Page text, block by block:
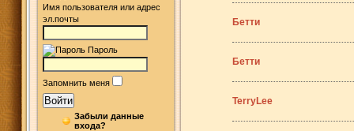
Имя пользователя или адрес
эл.почты
Пароль
Запомнить меня
Войти
Забыли данные
входа?
Бетти
Бетти
TerryLee